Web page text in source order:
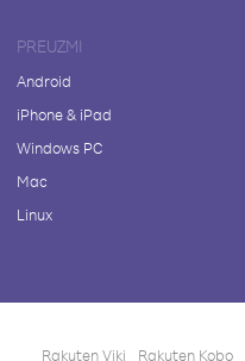
PREUZMI
Android
iPhone & iPad
Windows PC
Mac
Linux
Rakuten Viki Rakuten Kobo